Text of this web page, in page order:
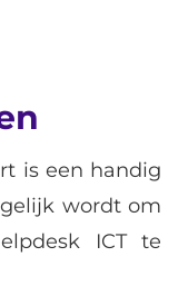
is een handig
wordt om
ICT te